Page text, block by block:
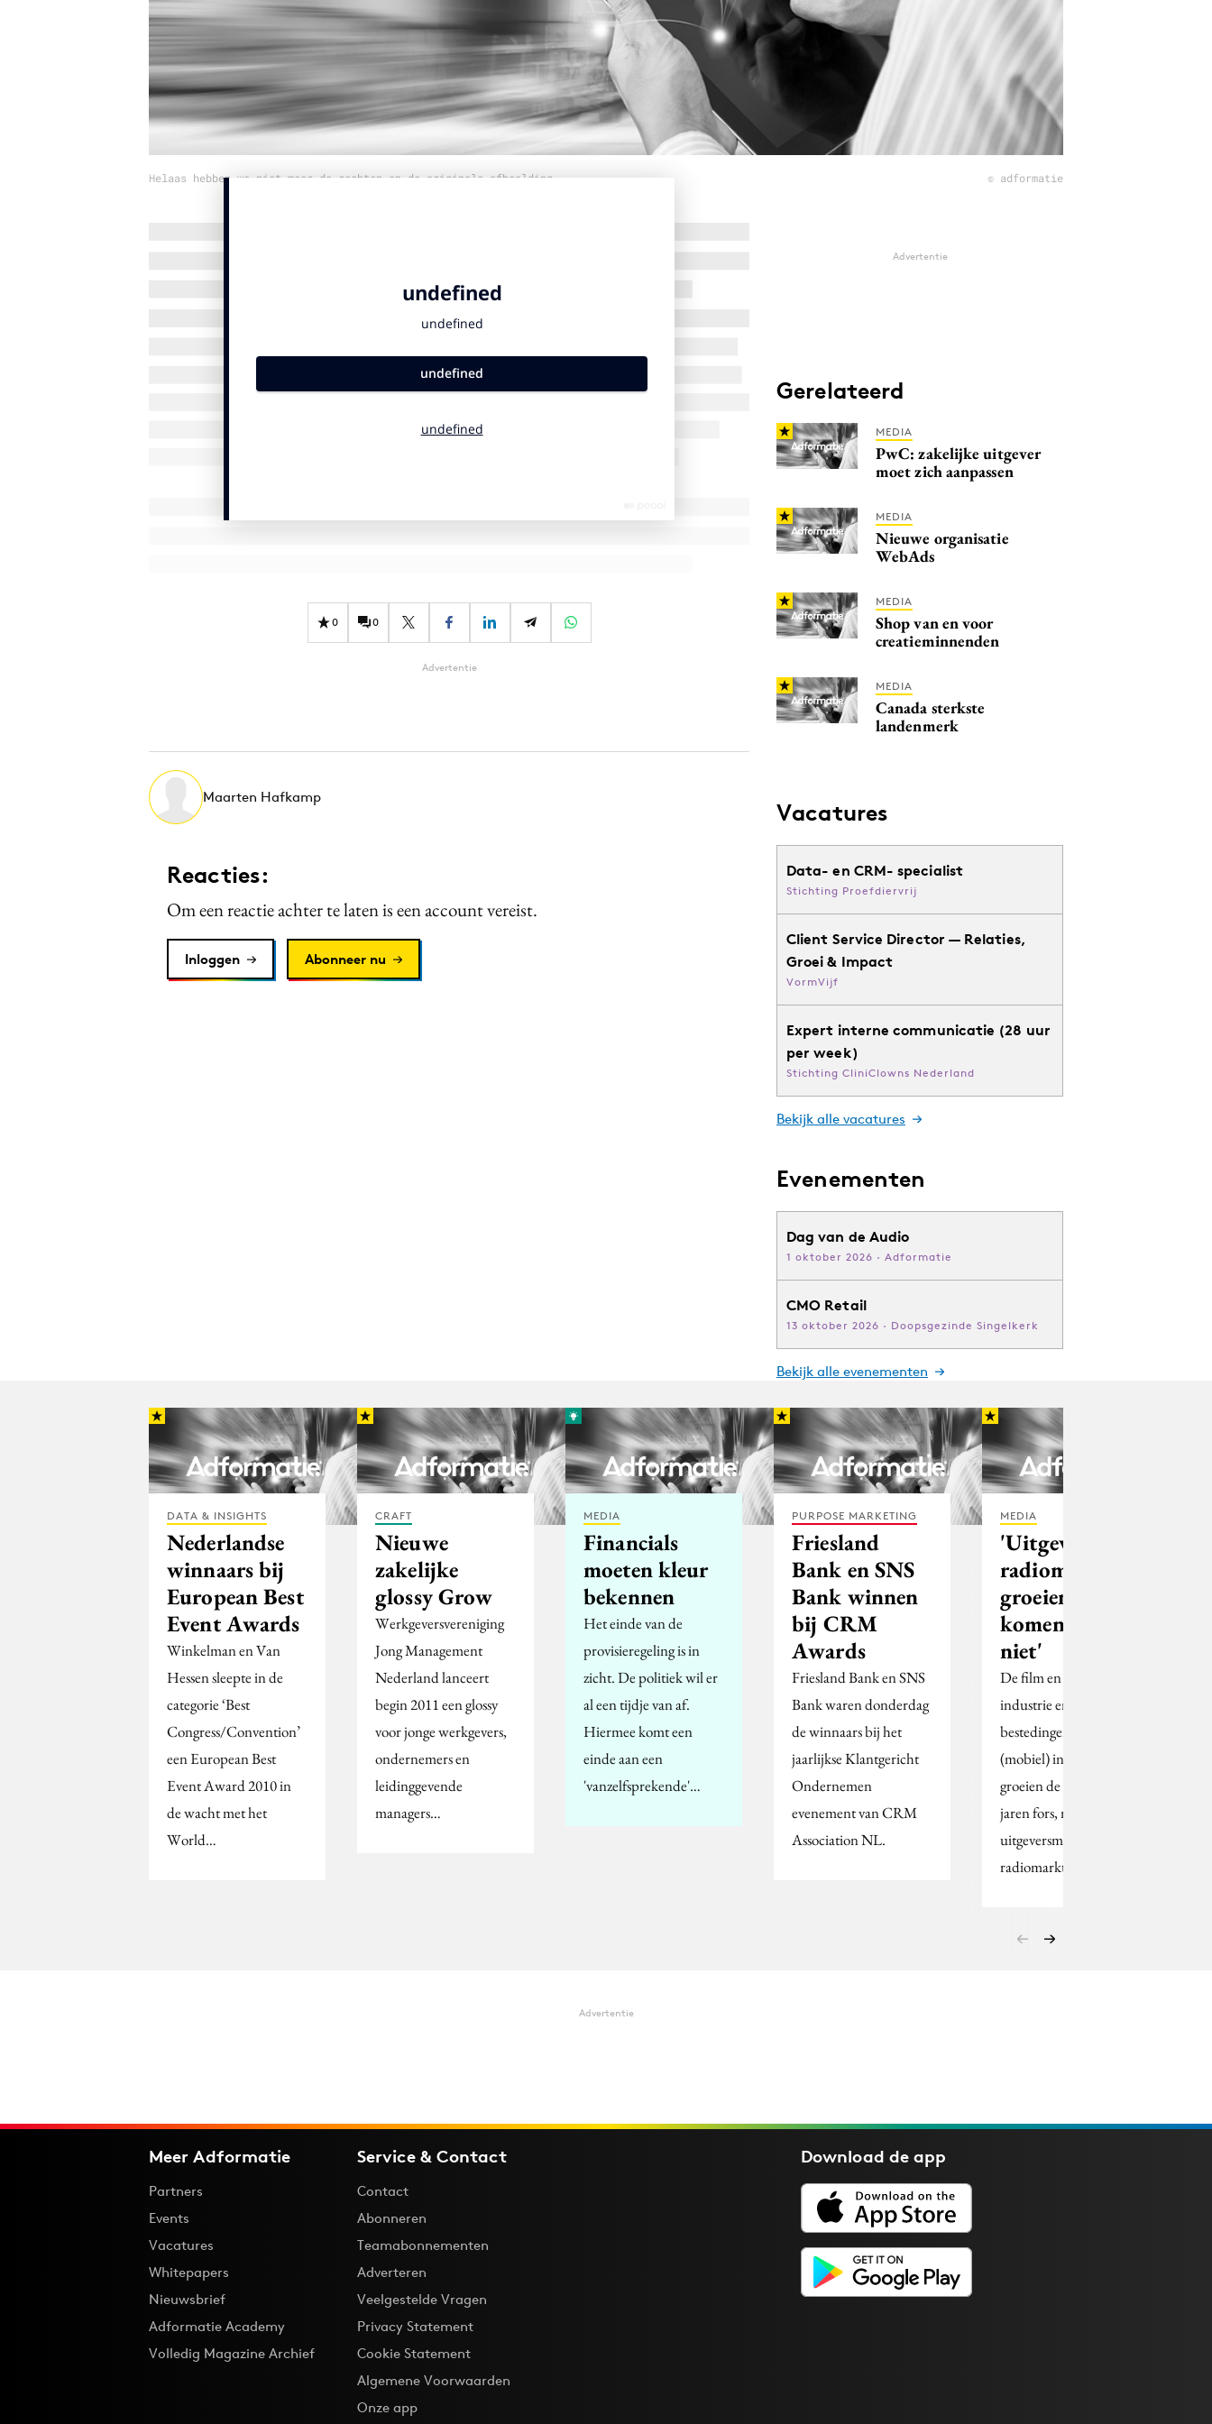
Helaas hebben we niet meer de rechten op de originele afbeelding © adformatie
0 0
Advertentie
Maarten Hafkamp
Reacties:
Om een reactie achter te laten is een account vereist.
Inloggen Abonneer nu
Advertentie
Gerelateerd
MEDIA
PwC: zakelijke uitgever
moet zich aanpassen
MEDIA
Nieuwe organisatie
WebAds
MEDIA
Shop van en voor
creatieminnenden
MEDIA
Canada sterkste
landenmerk
Vacatures
Data- en CRM- specialist
Stichting Proefdiervrij
Client Service Director — Relaties,
Groei & Impact
VormVijf
Expert interne communicatie (28 uur
per week)
Stichting CliniClowns Nederland
Bekijk alle vacatures
Evenementen
Dag van de Audio
1 oktober 2026 · Adformatie
CMO Retail
13 oktober 2026 · Doopsgezinde Singelkerk
Bekijk alle evenementen
DATA & INSIGHTS
Nederlandse
winnaars bij
European Best
Event Awards
Winkelman en Van
Hessen sleepte in de
categorie ‘Best
Congress/Convention’
een European Best
Event Award 2010 in
de wacht met het
World…
CRAFT
Nieuwe
zakelijke
glossy Grow
Werkgeversvereniging
Jong Management
Nederland lanceert
begin 2011 een glossy
voor jonge werkgevers,
ondernemers en
leidinggevende
managers…
MEDIA
Financials
moeten kleur
bekennen
Het einde van de
provisieregeling is in
zicht. De politiek wil er
al een tijdje van af.
Hiermee komt een
einde aan een
'vanzelfsprekende'…
PURPOSE MARKETING
Friesland
Bank en SNS
Bank winnen
bij CRM
Awards
Friesland Bank en SNS
Bank waren donderdag
de winnaars bij het
jaarlijkse Klantgericht
Ondernemen
evenement van CRM
Association NL.
MEDIA
'Uitgevers- en
radiomarkt
groeien
komende jaren
niet'
De film en game-
industrie en de
bestedingen aan
(mobiel) internet
groeien de komende
jaren fors, maar de
uitgeversmarkt en de
radiomarkt…
Advertentie
Meer Adformatie
Partners
Events
Vacatures
Whitepapers
Nieuwsbrief
Adformatie Academy
Volledig Magazine Archief
Service & Contact
Contact
Abonneren
Teamabonnementen
Adverteren
Veelgestelde Vragen
Privacy Statement
Cookie Statement
Algemene Voorwaarden
Onze app
Download deapp